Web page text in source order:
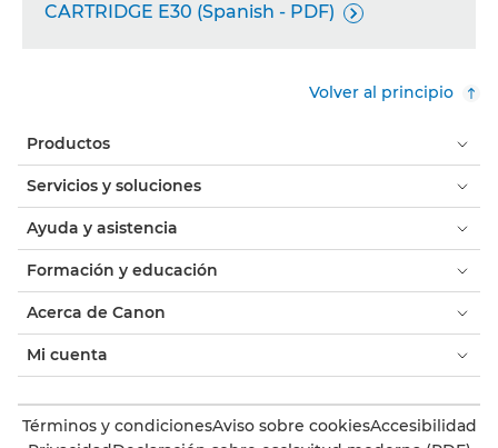
CARTRIDGE E30 (Spanish - PDF) 
Volver al principio
Productos
Servicios y soluciones
Ayuda y asistencia
Formación y educación
Acerca de Canon
Mi cuenta
Términos y condicionesAviso sobre cookiesAccesibilidad